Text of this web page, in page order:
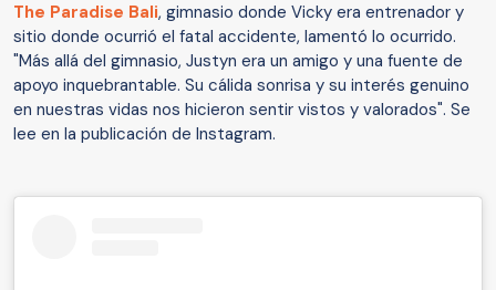
The Paradise Bali, gimnasio donde Vicky era entrenador y
sitio donde ocurrió el fatal accidente, lamentó lo ocurrido.
"Más allá del gimnasio, Justyn era un amigo y una fuente de
apoyo inquebrantable. Su cálida sonrisa y su interés genuino
en nuestras vidas nos hicieron sentir vistos y valorados". Se
lee en la publicación de Instagram.